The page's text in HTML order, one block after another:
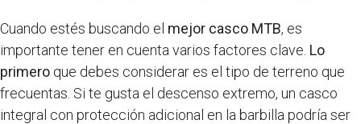
Cuando estés buscando el mejor casco MTB, es
importante tener en cuenta varios factores clave. Lo
primero que debes considerar es el tipo de terreno que
frecuentas. Si te gusta el descenso extremo, un casco
integral con protección adicional en la barbilla podría ser